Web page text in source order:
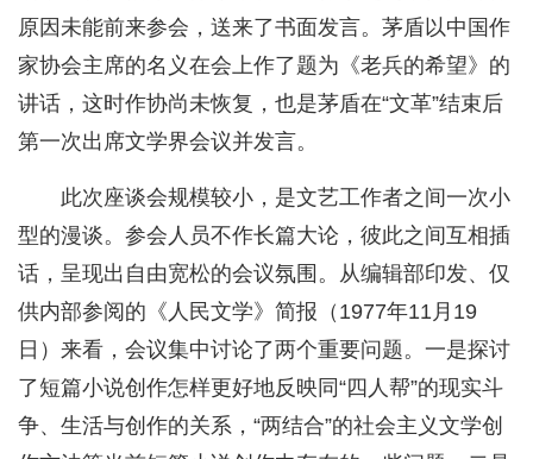
原因未能前来参会，送来了书面发言。茅盾以中国作
家协会主席的名义在会上作了题为《老兵的希望》的
讲话，这时作协尚未恢复，也是茅盾在“文革”结束后
第一次出席文学界会议并发言。
此次座谈会规模较小，是文艺工作者之间一次小
型的漫谈。参会人员不作长篇大论，彼此之间互相插
话，呈现出自由宽松的会议氛围。从编辑部印发、仅
供内部参阅的《人民文学》简报（1977年11月19
日）来看，会议集中讨论了两个重要问题。一是探讨
了短篇小说创作怎样更好地反映同“四人帮”的现实斗
争、生活与创作的关系，“两结合”的社会主义文学创